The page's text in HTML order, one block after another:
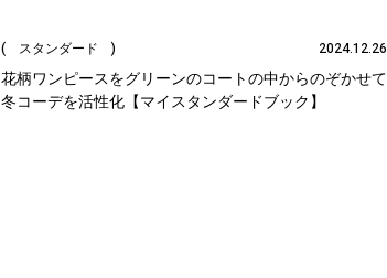
( スタンダード ) 2024.12.26
花柄ワンピースをグリーンのコートの中からのぞかせて
冬コーデを活性化【マイスタンダードブック】